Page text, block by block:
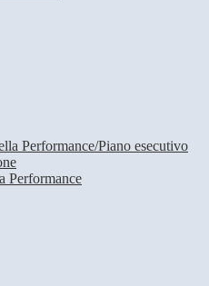
Performance/Piano esecutivo
Performance